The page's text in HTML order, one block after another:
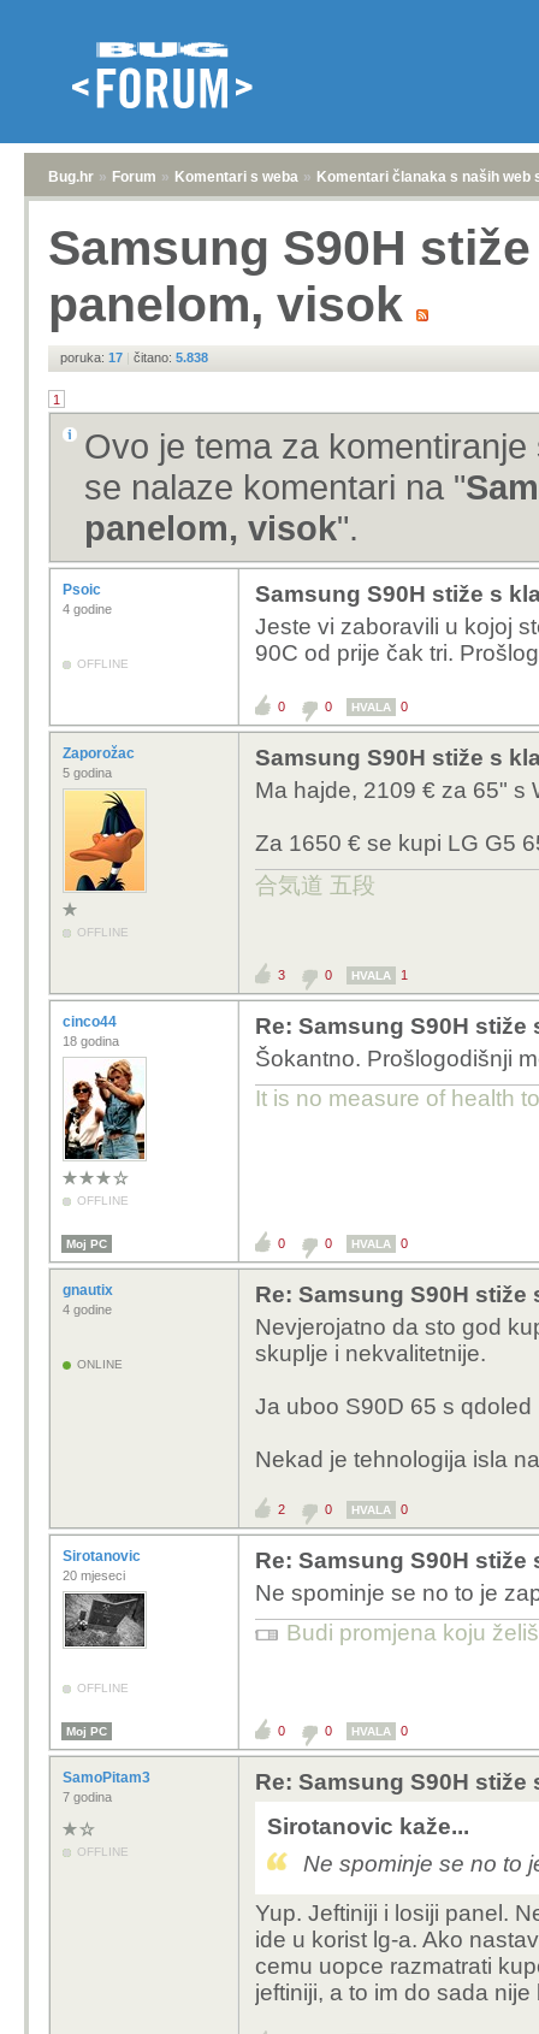
Bug.hr » Forum » Komentari s weba » Komentari članaka s naših web
Samsung S90H
panelom, visok
poruka: 17 | čitano: 5.838
1
Ovo je tema za
se nalaze komentari na "
panelom, visok".
Psoic
4 godine
OFFLINE
Samsung S90H stiže s
Jeste vi zaboravili u kojoj
90C od prije čak tri.
0 0 HVALA 0
Zaporožac
5 godina
OFFLINE
Samsung S90H stiže s
Ma hajde, 2109 € za 65" s
Za 1650 € se kupi LG G5
合気道 五段
3 0 HVALA 1
cinco44
18 godina
OFFLINE
Re: Samsung S90H
Šokantno. Prošlogodišnji
It is no measure of health
Moj PC 0 0 HVALA 0
gnautix
4 godine
ONLINE
Re: Samsung S90H
Nevjerojatno da sto god
skuplje i nekvalitetnije.
Ja uboo S90D 65 s
Nekad je tehnologija isla
2 0 HVALA 0
Sirotanovic
20 mjeseci
OFFLINE
Re: Samsung S90H
Ne spominje se no to je
Budi promjena koju
Moj PC 0 0 HVALA 0
SamoPitam3
7 godina
OFFLINE
Re: Samsung S90H
Sirotanovic kaže...
Ne spominje se no to
Yup. Jeftiniji i losiji panel.
ide u korist lg-a. Ako
cemu uopce razmatrati
jeftiniji, a to im do sada nije